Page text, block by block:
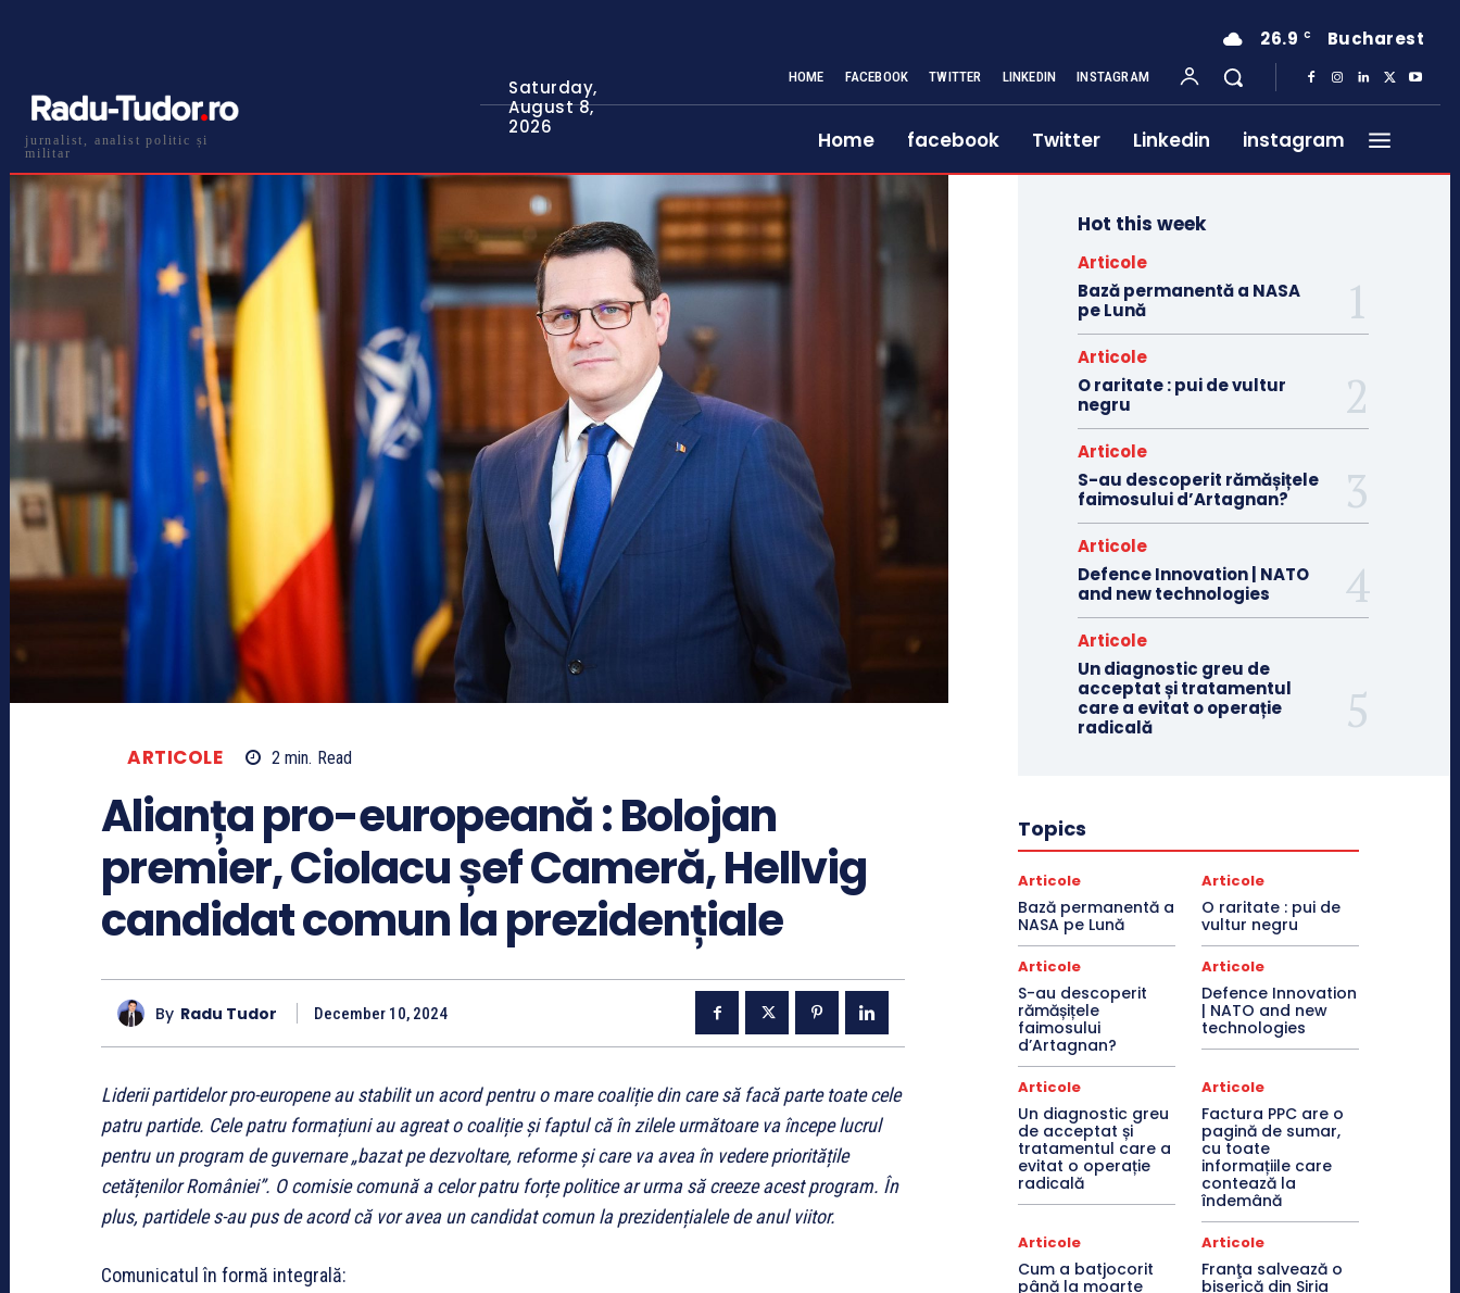
jurnalist, analist politic și
militar
Saturday,
August 8,
2026
26.9 C Bucharest
HOME FACEBOOK TWITTER LINKEDIN INSTAGRAM
Home facebook Twitter Linkedin instagram
ARTICOLE 2 min. Read
Alianța pro-europeană : Bolojan
premier, Ciolacu șef Cameră, Hellvig
candidat comun la prezidențiale
By Radu Tudor December 10, 2024
Liderii partidelor pro-europene au stabilit un acord pentru o mare coaliție din care să facă parte toate cele
patru partide. Cele patru formațiuni au agreat o coaliție și faptul că în zilele următoare va începe lucrul
pentru un program de guvernare „bazat pe dezvoltare, reforme și care va avea în vedere prioritățile
cetățenilor României”. O comisie comună a celor patru forțe politice ar urma să creeze acest program. În
plus, partidele s-au pus de acord că vor avea un candidat comun la prezidențialele de anul viitor.
Comunicatul în formă integrală:
Hot this week
Articole
Bază permanentă a NASA
pe Lună
Articole
O raritate : pui de vultur
negru
Articole
S-au descoperit rămășițele
faimosului d’Artagnan?
Articole
Defence Innovation | NATO
and new technologies
Articole
Un diagnostic greu de
acceptat și tratamentul
care a evitat o operație
radicală
Topics
Articole
Bază permanentă a
NASA pe Lună
Articole
O raritate : pui de
vultur negru
Articole
S-au descoperit
rămășițele
faimosului
d’Artagnan?
Articole
Defence Innovation
| NATO and new
technologies
Articole
Un diagnostic greu
de acceptat și
tratamentul care a
evitat o operație
radicală
Articole
Factura PPC are o
pagină de sumar,
cu toate
informațiile care
contează la
îndemână
Articole
Cum a batjocorit
până la moarte
Articole
Franţa salvează o
biserică din Siria